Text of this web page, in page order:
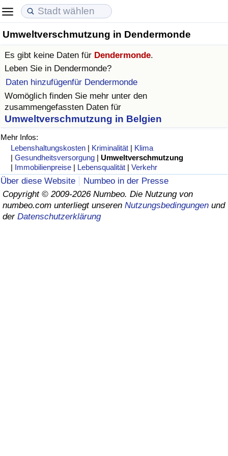
Umweltverschmutzung in Dendermonde
Es gibt keine Daten für Dendermonde.
Leben Sie in Dendermonde?
Daten hinzufügenfür Dendermonde
Womöglich finden Sie mehr unter den
zusammengefassten Daten für
Umweltverschmutzung in Belgien
Mehr Infos:
Lebenshaltungskosten | Kriminalität | Klima
|Gesundheitsversorgung |Umweltverschmutzung
| Immobilienpreise | Lebensqualität |Verkehr
Über diese Website
Numbeo in der Presse
Copyright © 2009-2026 Numbeo. Die Nutzung von
numbeo.com unterliegt unseren Nutzungsbedingungen und
der Datenschutzerklärung
Lebenshaltungskosten
Lebenshaltungskosten-Index (aktuell)
Lebenshaltungskosten-Index
Lebenshaltungskosten-Index nach Land
in Akaba
Immobilienpreise
Immobilienpreis-Index (aktuell)
Immobilienpreis-Index
Immobilienpreis-Index nach Land
Lebensqualität
Lebensqualität-Index
Lebensqualität-Index (aktuell)
Lebensqualitätsindex nach Land
Kriminalität
Kriminalitäts-Index (aktuell)
Kriminalitäts-Index
Kriminalitätsindex nach Land